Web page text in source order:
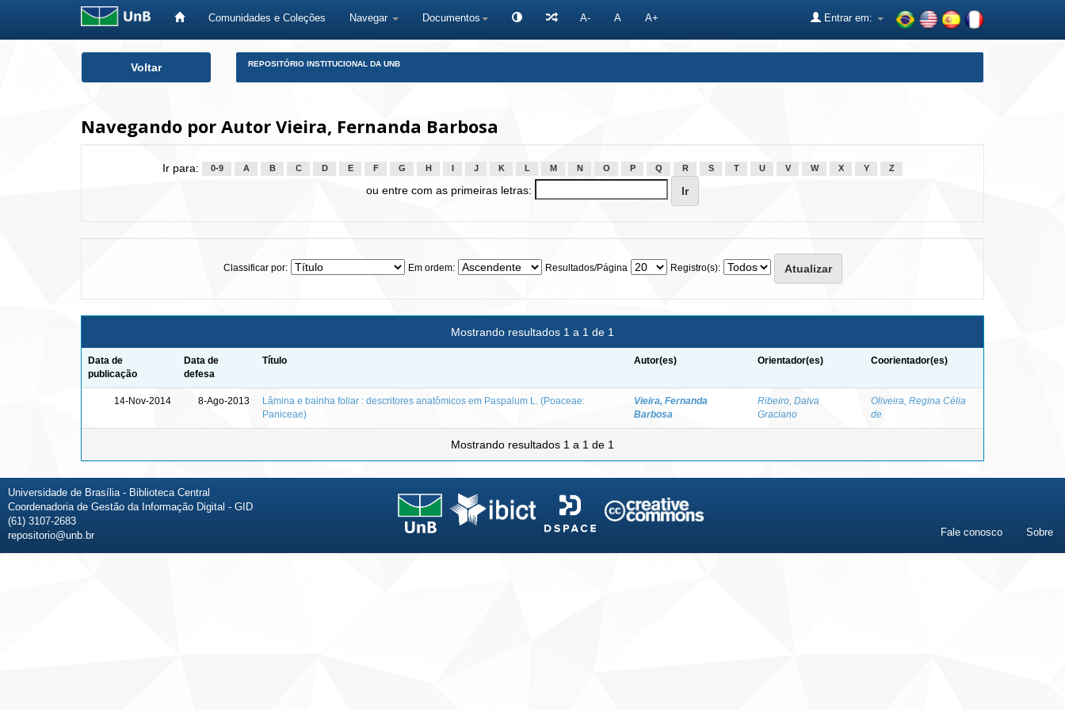
Comunidades e Coleções Navegar Documentos A- A A+ Entrar em:
Voltar REPOSITÓRIO INSTITUCIONAL DA UNB
Navegando por Autor Vieira, Fernanda Barbosa
Ir para: 0-9 A B C D E F G H J K L M N O P Q R S T U V W X Y Z
ou entre com as primeiras letras:
Classificar por: Em ordem: Resultados/Página Registro(s):
Mostrando resultados 1 a 1 de 1
Data de
publicação
Data de
defesa
Título Autor(es) Orientador(es) Coorientador(es)
14-Nov-2014 8-Ago-2013
Lâmina e bainha foliar : descritores anatômicos em Paspalum L. (Poaceae:
Paniceae)
Vieira, Fernanda
Barbosa
Ribeiro, Dalva
Graciano
Oliveira, Regina Célia
de
Mostrando resultados 1 a 1 de 1
Universidade de Brasília - Biblioteca Central
Coordenadoria de Gestão da Informação Digital - GID
(61) 3107-2683
repositorio@unb.br
Fale conosco Sobre